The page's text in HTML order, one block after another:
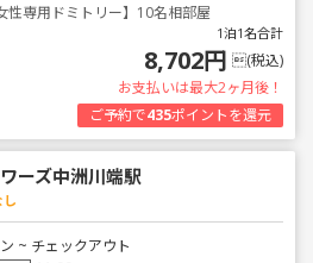
性専用ドミトリー】10名相部屋
1泊1名合計
8,702円 (税込)
お支払いは最大2ヶ月後！
ご予約で435ポイントを還元
ーズ中洲川端駅
~ チェックアウト